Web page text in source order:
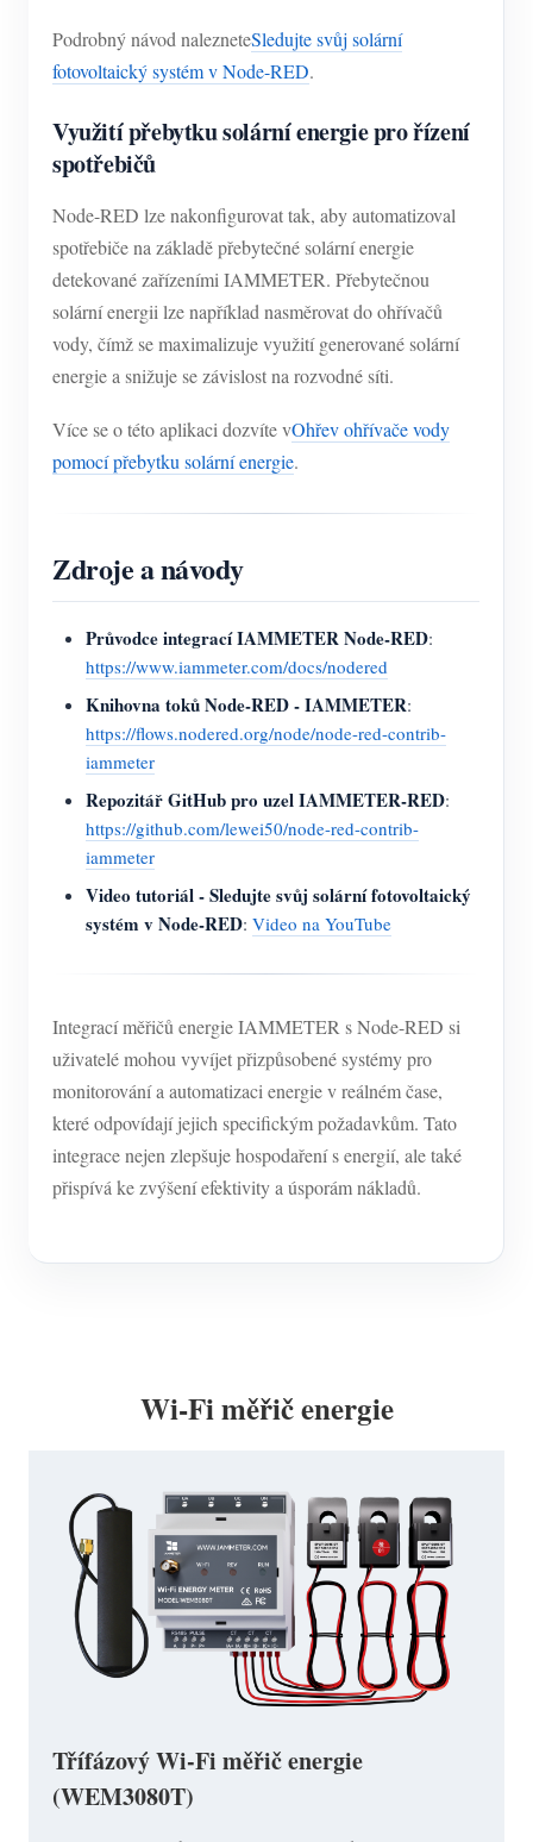
Podrobný návod nalezneteSledujte svůj solární
fotovoltaický systém v Node-RED.
Využití přebytku solární energie pro řízení
spotřebičů
Node-RED lze nakonfigurovat tak, aby automatizoval
spotřebiče na základě přebytečné solární energie
detekované zařízeními IAMMETER. Přebytečnou
solární energii lze například nasměrovat do ohřívačů
vody, čímž se maximalizuje využití generované solární
energie a snižuje se závislost na rozvodné síti.
Více se o této aplikaci dozvíte vOhřev ohřívače vody
pomocí přebytku solární energie.
Zdroje a návody
Průvodce integrací IAMMETER Node-RED:
https://www.iammeter.com/docs/nodered
Knihovna toků Node-RED - IAMMETER:
https://flows.nodered.org/node/node-red-contrib-
iammeter
Repozitář GitHub pro uzel IAMMETER-RED:
https://github.com/lewei50/node-red-contrib-
iammeter
Video tutoriál - Sledujte svůj solární fotovoltaický
systém v Node-RED: Video na YouTube
Integrací měřičů energie IAMMETER s Node-RED si
uživatelé mohou vyvíjet přizpůsobené systémy pro
monitorování a automatizaci energie v reálném čase,
které odpovídají jejich specifickým požadavkům. Tato
integrace nejen zlepšuje hospodaření s energií, ale také
přispívá ke zvýšení efektivity a úsporám nákladů.
Wi-Fi měřič energie
Třífázový Wi-Fi měřič energie
(WEM3080T)